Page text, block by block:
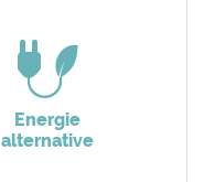
Energie
alternative